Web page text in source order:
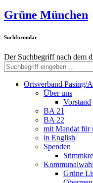
Grüne München
Suchformular
Der Suchbegriff nach dem
Ortsverband Pasing/
Über uns
Vorstand
BA 21
BA 22
mit Mandat für
in English
Spenden
Grüne